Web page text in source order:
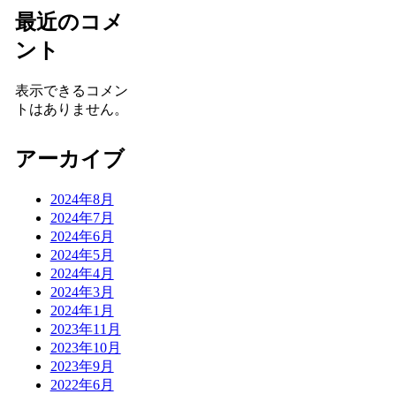
最近のコメ
ント
表示できるコメン
トはありません。
アーカイブ
2024年8月
2024年7月
2024年6月
2024年5月
2024年4月
2024年3月
2024年1月
2023年11月
2023年10月
2023年9月
2022年6月